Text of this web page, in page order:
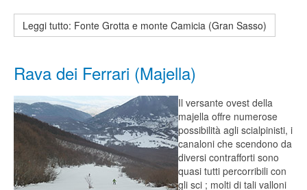
Leggi tutto: Fonte Grotta e monte Camicia (Gran Sasso)
Rava dei Ferrari (Majella)
Il versante ovest della
majella offre numerose
possibilità agli scialpinisti, i
canaloni che scendono da
diversi contrafforti sono
quasi tutti percorribili con
gli sci ; molti di tali valloni